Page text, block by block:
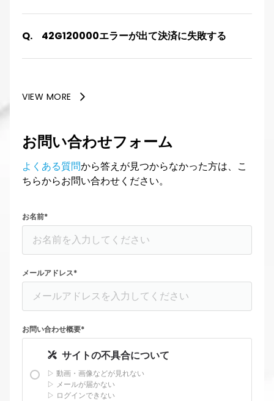
42G120000エラーが出て決済に失敗する
VIEW MORE
お問い合わせフォーム
よくある質問から答えが見つからなかった方は、こ
ちらからお問い合わせください。
お名前*
メールアドレス*
お問い合わせ概要*
サイトの不具合について
▷ 動画・画像などが見れない
▷ メールが届かない
▷ ログインできない